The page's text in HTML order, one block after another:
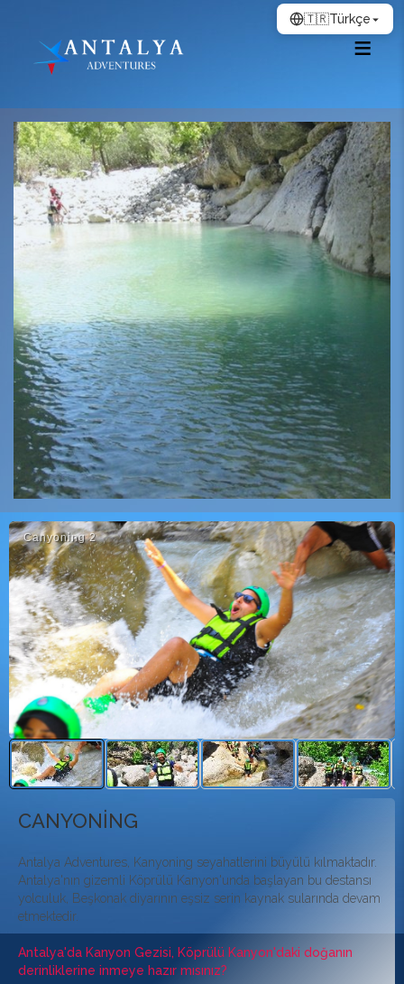
Canyoni̇ng 2
CANYONİNG
Antalya Adventures, Kanyoning seyahatlerini büyülü kılmaktadır.
Antalya'nın gizemli Köprülü Kanyon'unda başlayan bu destansı
yolculuk, Beşkonak diyarının eşsiz serin kaynak sularında devam
etmektedir.
Antalya'da Kanyon Gezisi, Köprülü Kanyon'daki doğanın
derinliklerine inmeye hazır mısınız?
🇹🇷Türkçe